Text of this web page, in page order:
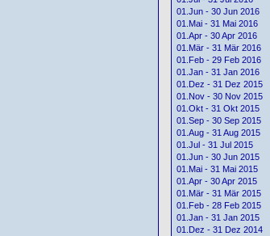
01.Jun - 30 Jun 2016
01.Mai - 31 Mai 2016
01.Apr - 30 Apr 2016
01.Mär - 31 Mär 2016
01.Feb - 29 Feb 2016
01.Jan - 31 Jan 2016
01.Dez - 31 Dez 2015
01.Nov - 30 Nov 2015
01.Okt - 31 Okt 2015
01.Sep - 30 Sep 2015
01.Aug - 31 Aug 2015
01.Jul - 31 Jul 2015
01.Jun - 30 Jun 2015
01.Mai - 31 Mai 2015
01.Apr - 30 Apr 2015
01.Mär - 31 Mär 2015
01.Feb - 28 Feb 2015
01.Jan - 31 Jan 2015
01.Dez - 31 Dez 2014